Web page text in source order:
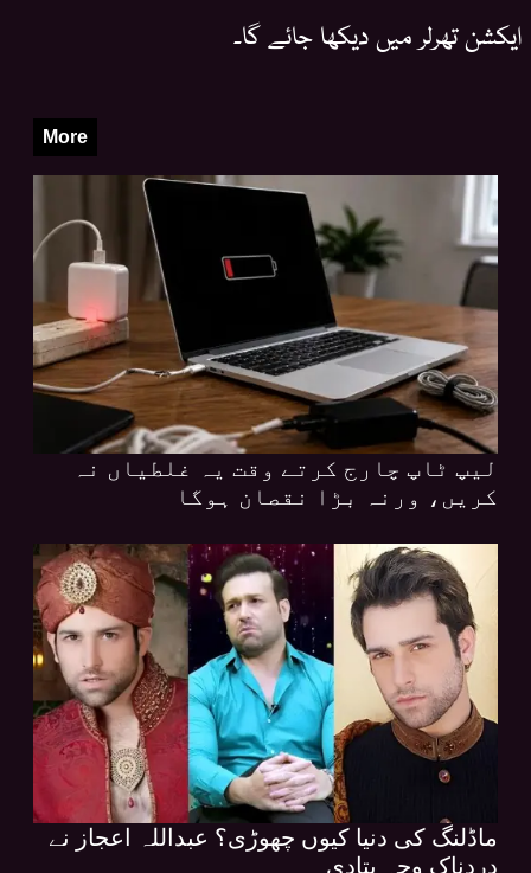
ایکشن تھرلر میں دیکھا جائے گا۔
More
لیپ ٹاپ چارج کرتے وقت یہ غلطیاں نہ
کریں، ورنہ بڑا نقصان ہوگا
ماڈلنگ کی دنیا کیوں چھوڑی؟ عبداللہ اعجاز نے
دردناک وجہ بتادی